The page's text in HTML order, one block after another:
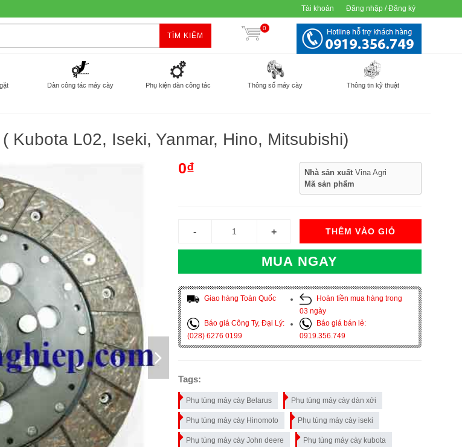
Tài khoản Đăng nhập / Đăng ký
TÌM KIẾM
0
Dàn công tác máy cày Phụ kiện dàn công tác Thông số máy cày Thông tin kỹ thuật
Kubota L02, Iseki, Yanmar, Hino, Mitsubishi)
0₫ Nhà sản xuấtVina Agri
Mã sản phẩm
THÊM VÀO GIỎ
MUA NGAY
Giao hàng Toàn Quốc
Hoàn tiền mua hàng trong
03 ngày
Báo giá Công Ty, Đại Lý:
(028) 6276 0199
Báo giá bán lẻ:
0919.356.749
Tags:
Phụ tùng máy cày Belarus Phụ tùng máy cày dàn xới
Phụ tùng máy cày Hinomoto Phụ tùng máy cày iseki
Phụ tùng máy cày John deere Phụ tùng máy cày kubota